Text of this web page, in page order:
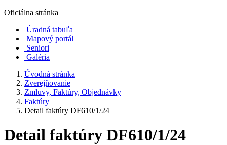
Oficiálna stránka
Úradná tabuľa
Mapový portál
Seniori
Galéria
Úvodná stránka
Zverejňovanie
Zmluvy, Faktúry, Objednávky
Faktúry
Detail faktúry DF610/1/24
Detail faktúry DF610/1/24